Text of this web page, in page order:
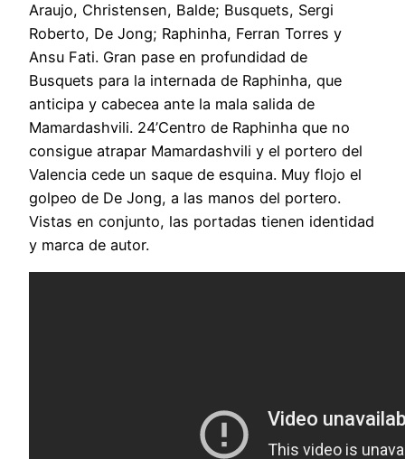
Araujo, Christensen, Balde; Busquets, Sergi
Roberto, De Jong; Raphinha, Ferran Torres y
Ansu Fati. Gran pase en profundidad de
Busquets para la internada de Raphinha, que
anticipa y cabecea ante la mala salida de
Mamardashvili. 24’Centro de Raphinha que no
consigue atrapar Mamardashvili y el portero del
Valencia cede un saque de esquina. Muy flojo el
golpeo de De Jong, a las manos del portero.
Vistas en conjunto, las portadas tienen identidad
y marca de autor.